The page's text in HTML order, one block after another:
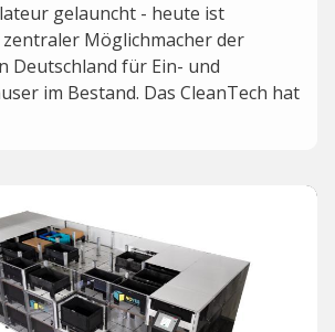
gelauncht - heute ist
Möglichmacher der
Deutschland für Ein- und
im Bestand. Das CleanTech hat